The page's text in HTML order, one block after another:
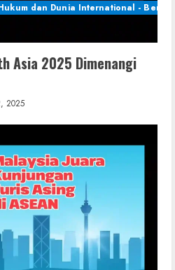
dan Dunia International - Berita
Asia 2025 Dimenangi
2025